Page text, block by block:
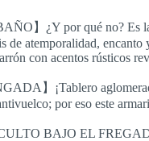
】¿Y por qué no? Es
de atemporalidad, encanto
con acentos rústicos
】¡Tablero
por eso este
BAJO EL